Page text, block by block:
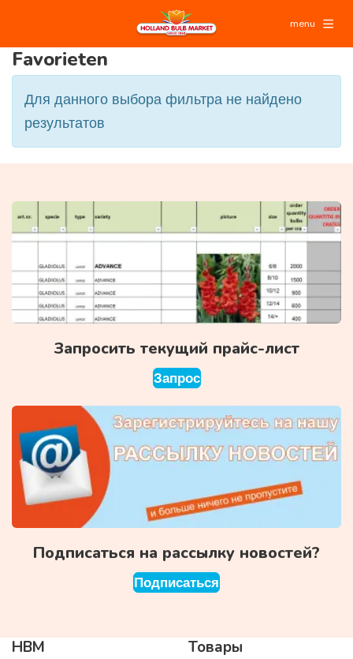
menu
Favorieten
Для данного выбора фильтра не найдено
результатов
Запросить текущий прайс-лист
Запрос
Подписаться на рассылку новостей?
Подписаться
HBM Товары